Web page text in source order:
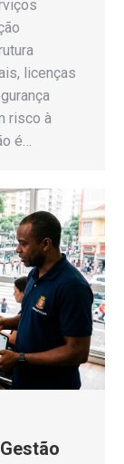
licenças
risco à
é…